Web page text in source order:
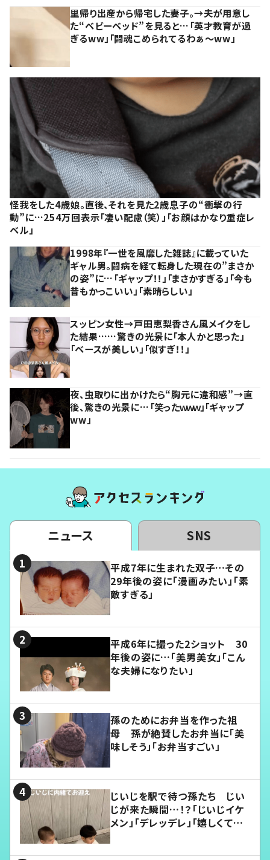
里帰り出産から帰宅した妻子。→夫が用意し
た“ベビーベッド”を見ると…「英才教育が過
ぎるww」「闘魂こめられてるわぁ～ww」
怪我をした4歳娘。直後、それを見た2歳息子の“衝撃の行
動”に…254万回表示「凄い配慮（笑）」「お顔はかなり重症レ
ベル」
1998年『一世を風靡した雑誌』に載っていた
ギャル男。闘病を経て転身した現在の”まさか
の姿”に…「ギャップ！！」「まさかすぎる」「今も
昔もかっこいい」「素晴らしい」
スッピン女性→戸田恵梨香さん風メイクをし
た結果……驚きの光景に「本人かと思った」
「ベースが美しい」「似すぎ！！」
夜、虫取りに出かけたら“胸元に違和感”→直
後、驚きの光景に…「笑ったｗｗｗ」「ギャップ
ww」
ニュース SNS
平成7年に生まれた双子…その
29年後の姿に「漫画みたい」「素
敵すぎる」
平成6年に撮った2ショット 30
年後の姿に…「美男美女」「こん
な夫婦になりたい」
孫のためにお弁当を作った祖
母 孫が絶賛したお弁当に「美
味しそう」「お弁当すごい」
じいじを駅で待つ孫たち じい
じが来た瞬間…！？「じいじイケ
メン」「デレッデレ」「嬉しくて可